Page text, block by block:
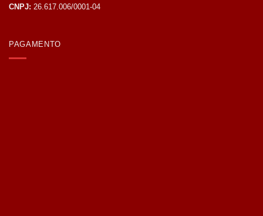
CNPJ: 26.617.006/0001-04
PAGAMENTO